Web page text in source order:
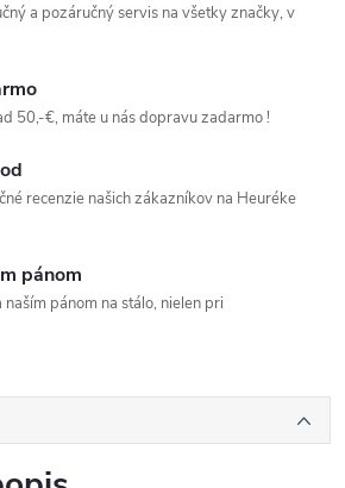
a pozáručný servis na všetky značky, v
50,-€, máte u nás dopravu zadarmo !
recenzie našich zákazníkov na Heuréke
pánom
pánom na stálo, nielen pri